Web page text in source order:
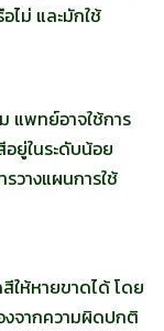
ไม่ และมักใช้
แพทย์อาจใช้การ
ยู่ในระดับน้อย
วางแผนการใช้
ให้หายขาดได้ โดย
งจากความผิดปกติ